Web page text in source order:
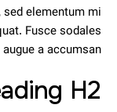
elementum mi
Fusce sodales
a accumsan.
H2